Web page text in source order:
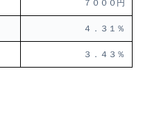
７０００円
４．３１％
３．４３％